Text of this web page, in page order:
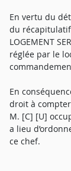
En vertu du
du récapitulatif
LOGEMENT
réglée par le
En
droit à
M. [C] [U]
a lieu
ce chef.